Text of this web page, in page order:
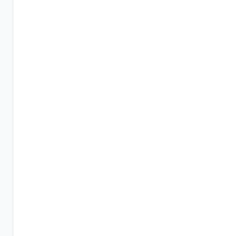
اخبار در خبرنامه ما عضو شوید